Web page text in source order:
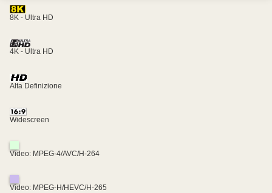
8K - Ultra HD
4K - Ultra HD
Alta Definizione
Widescreen
Video: MPEG-4/AVC/H-264
Video: MPEG-H/HEVC/H-265